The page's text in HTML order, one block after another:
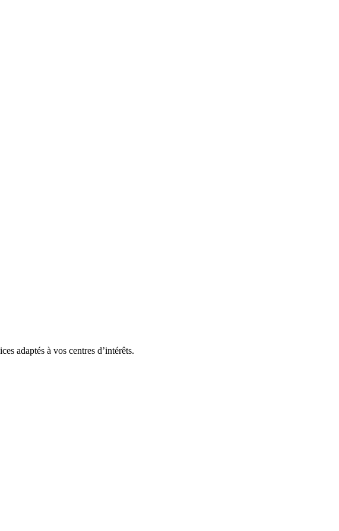
adaptés à vos centres d’intérêts.